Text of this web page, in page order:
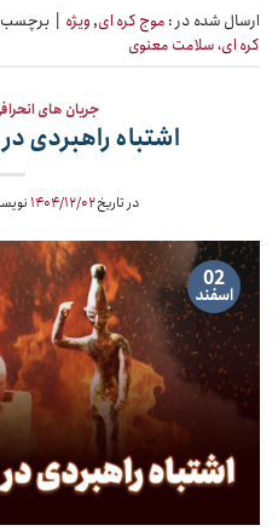
ارسال شده در : موج کره ای, ویژه |
کره ای، سلامت معنوی
جریان های
اشتباه راهبردی
در تاریخ۱۴۰۴/۱۲/۰۲
02
اسفند